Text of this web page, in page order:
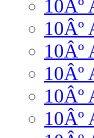
10Âº
10Âº
10Âº
10Âº
10Âº
10Âº